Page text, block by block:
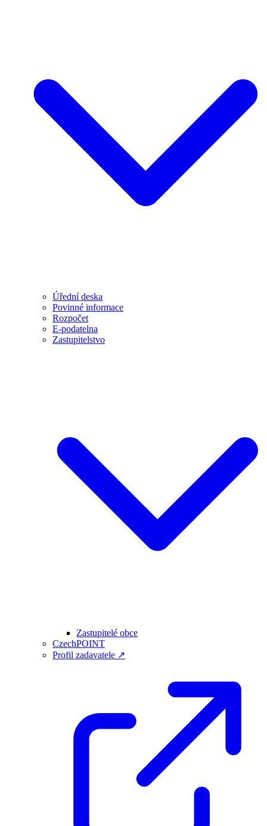
Úřední deska
Povinné informace
Rozpočet
E-podatelna
Zastupitelstvo
Zastupitelé obce
CzechPOINT
Profil zadavatele ↗